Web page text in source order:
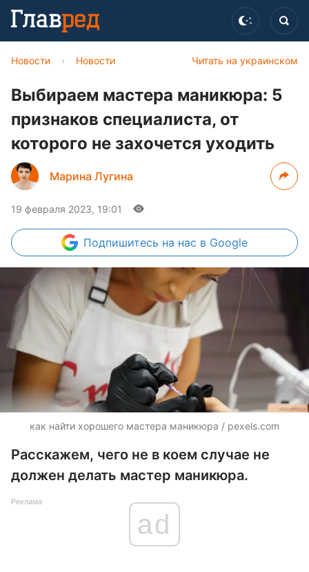
Читать на украинском
Новости › Новости
Выбираем мастера маникюра: 5
признаков специалиста, от
которого не захочется уходить
Марина Лугина
19 февраля 2023, 19:01
Подпишитесь на нас в Google
как найти хорошего мастера маникюра / pexels.com
Расскажем, чего не в коем случае не
должен делать мастер маникюра.
Реклама
ad